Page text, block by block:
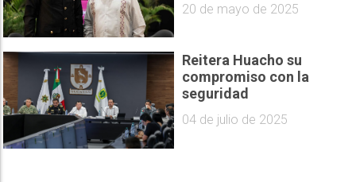
20 de mayo de 2025
Reitera Huacho su
compromiso con la
seguridad
04 de julio de 2025